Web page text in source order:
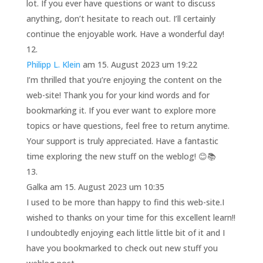
lot. If you ever have questions or want to discuss
anything, don’t hesitate to reach out. I’ll certainly
continue the enjoyable work. Have a wonderful day!
Philipp L. Klein am 15. August 2023 um 19:22
I’m thrilled that you’re enjoying the content on the
web-site! Thank you for your kind words and for
bookmarking it. If you ever want to explore more
topics or have questions, feel free to return anytime.
Your support is truly appreciated. Have a fantastic
time exploring the new stuff on the weblog! 😊📚
Galka am 15. August 2023 um 10:35
I used to be more than happy to find this web-site.I
wished to thanks on your time for this excellent learn!!
I undoubtedly enjoying each little little bit of it and I
have you bookmarked to check out new stuff you